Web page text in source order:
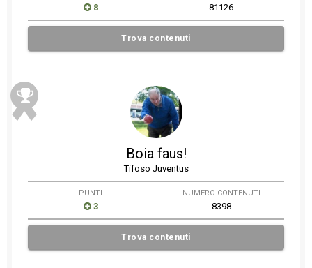
8 81126
Trova contenuti
Boia faus!
Tifoso Juventus
PUNTI
3
NUMERO CONTENUTI
8398
Trova contenuti